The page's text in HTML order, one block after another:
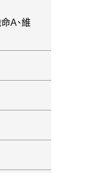
A、維